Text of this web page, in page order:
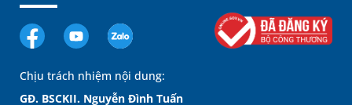
Chịu trách nhiệm nội dung:
GĐ. BSCKII. Nguyễn Đình Tuấn